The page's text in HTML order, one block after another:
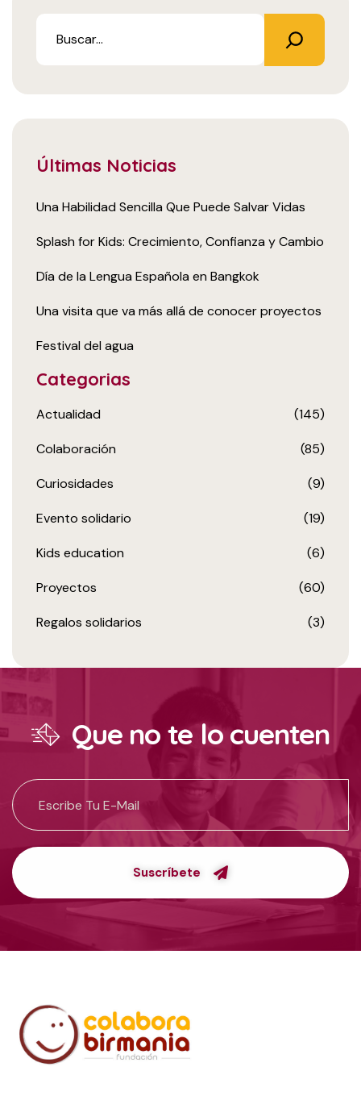
Últimas Noticias
Una Habilidad Sencilla Que Puede Salvar Vidas
Splash for Kids: Crecimiento, Confianza y Cambio
Día de la Lengua Española en Bangkok
Una visita que va más allá de conocer proyectos
Festival del agua
Categorias
Actualidad (145)
Colaboración (85)
Curiosidades (9)
Evento solidario (19)
Kids education (6)
Proyectos (60)
Regalos solidarios (3)
Que no te lo cuenten
Suscríbete